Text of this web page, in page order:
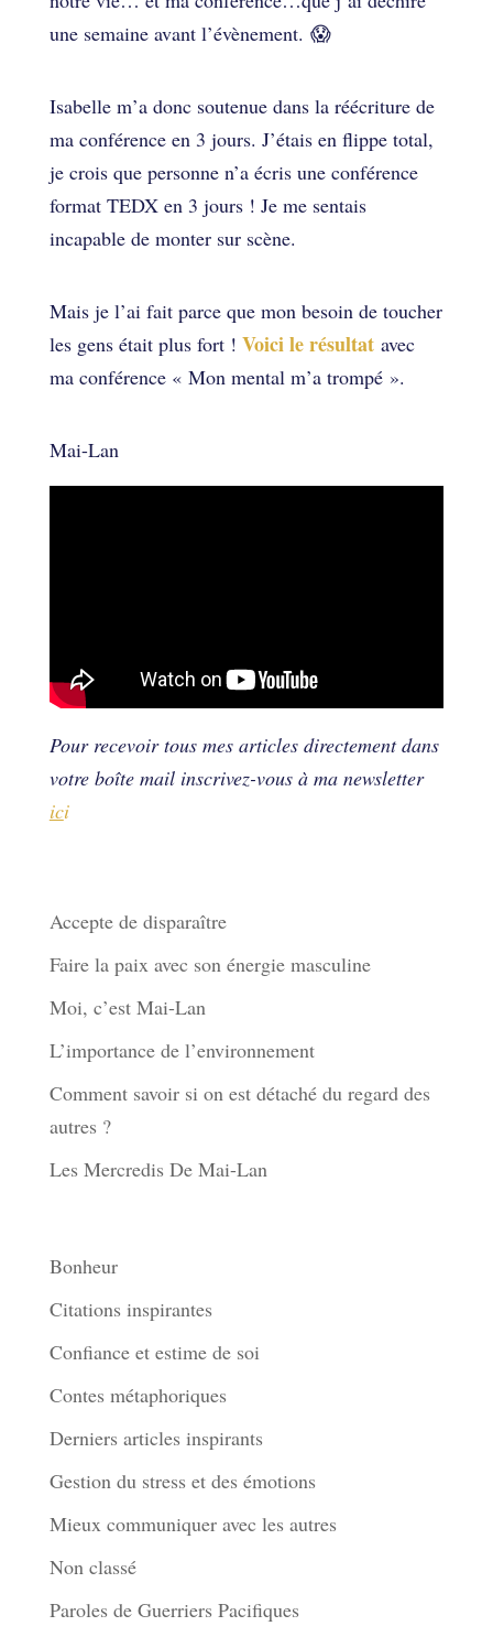
une semaine avant l’évènement. 😱
Isabelle m’a donc soutenue dans la réécriture de
ma conférence en 3 jours. J’étais en flippe total,
je crois que personne n’a écris une conférence
format TEDX en 3 jours ! Je me sentais
incapable de monter sur scène.
Mais je l’ai fait parce que mon besoin de toucher
les gens était plus fort ! Voici le résultat avec
ma conférence « Mon mental m’a trompé ».
Mai-Lan
Pour recevoir tous mes articles directement dans
votre boîte mail inscrivez-vous à ma newsletter
ici
Accepte de disparaître
Faire la paix avec son énergie masculine
Moi, c’est Mai-Lan
L’importance de l’environnement
Comment savoir si on est détaché du regard des
autres ?
Les Mercredis De Mai-Lan
Bonheur
Citations inspirantes
Confiance et estime de soi
Contes métaphoriques
Derniers articles inspirants
Gestion du stress et des émotions
Mieux communiquer avec les autres
Non classé
Paroles de Guerriers Pacifiques